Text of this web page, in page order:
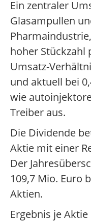
Ein zentraler
Glasampullen
hoher Stückzahl
Umsatz-
und aktuell bei
wie
Treiber aus.
Die Dividende
Aktie mit einer
Der
109,7 Mio. Euro
Aktien.
Ergebnis je